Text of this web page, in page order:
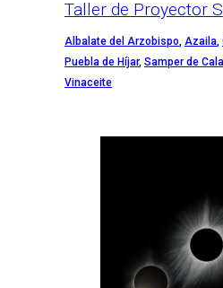
Taller de Proyector
Albalate del Arzobispo, Azaila,
Puebla de Híjar, Samper de
Vinaceite